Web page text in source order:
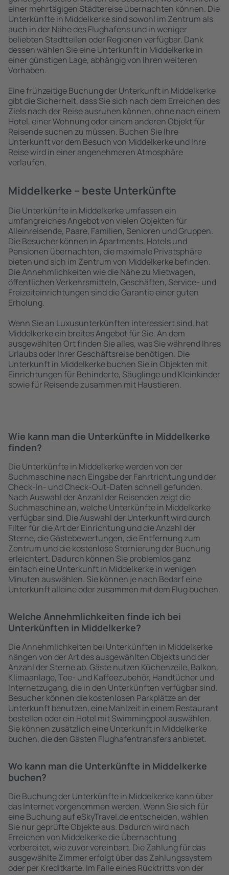
einer mehrtägigen Städtereise übernachten können. Die
Unterkünfte in Middelkerke sind sowohl im Zentrum als
auch in der Nähe des Flughafens und in weniger
beliebten Stadtteilen oder Regionen verfügbar. Dank
dessen wählen Sie eine Unterkunft in Middelkerke in
einer günstigen Lage, abhängig von Ihren weiteren
Vorhaben.
Eine frühzeitige Buchung der Unterkunft in Middelkerke
gibt die Sicherheit, dass Sie sich nach dem Erreichen des
Ziels nach der Reise ausruhen können, ohne nach einem
Hotel, einer Wohnung oder einem anderen Objekt für
Reisende suchen zu müssen. Buchen Sie Ihre
Unterkunft vor dem Besuch von Middelkerke und Ihre
Reise wird in einer angenehmeren Atmosphäre
verlaufen.
Middelkerke – beste Unterkünfte
Die Unterkünfte in Middelkerke umfassen ein
umfangreiches Angebot von vielen Objekten für
Alleinreisende, Paare, Familien, Senioren und Gruppen.
Die Besucher können in Apartments, Hotels und
Pensionen übernachten, die maximale Privatsphäre
bieten und sich im Zentrum von Middelkerke befinden.
Die Annehmlichkeiten wie die Nähe zu Mietwagen,
öffentlichen Verkehrsmitteln, Geschäften, Service- und
Freizeiteinrichtungen sind die Garantie einer guten
Erholung.
Wenn Sie an Luxusunterkünften interessiert sind, hat
Middelkerke ein breites Angebot für Sie. An dem
ausgewählten Ort finden Sie alles, was Sie während Ihres
Urlaubs oder Ihrer Geschäftsreise benötigen. Die
Unterkunft in Middelkerke buchen Sie in Objekten mit
Einrichtungen für Behinderte, Säuglinge und Kleinkinder
sowie für Reisende zusammen mit Haustieren.
Wie kann man die Unterkünfte in Middelkerke
finden?
Die Unterkünfte in Middelkerke werden von der
Suchmaschine nach Eingabe der Fahrtrichtung und der
Check-In- und Check-Out-Daten schnell gefunden.
Nach Auswahl der Anzahl der Reisenden zeigt die
Suchmaschine an, welche Unterkünfte in Middelkerke
verfügbar sind. Die Auswahl der Unterkunft wird durch
Filter für die Art der Einrichtung und die Anzahl der
Sterne, die Gästebewertungen, die Entfernung zum
Zentrum und die kostenlose Stornierung der Buchung
erleichtert. Dadurch können Sie problemlos ganz
einfach eine Unterkunft in Middelkerke in wenigen
Minuten auswählen. Sie können je nach Bedarf eine
Unterkunft alleine oder zusammen mit dem Flug buchen.
Welche Annehmlichkeiten finde ich bei
Unterkünften in Middelkerke?
Die Annehmlichkeiten bei Unterkünften in Middelkerke
hängen von der Art des ausgewählten Objekts und der
Anzahl der Sterne ab. Gäste nutzen Küchenzeile, Balkon,
Klimaanlage, Tee- und Kaffeezubehör, Handtücher und
Internetzugang, die in den Unterkünften verfügbar sind.
Besucher können die kostenlosen Parkplätze an der
Unterkunft benutzen, eine Mahlzeit in einem Restaurant
bestellen oder ein Hotel mit Swimmingpool auswählen.
Sie können zusätzlich eine Unterkunft in Middelkerke
buchen, die den Gästen Flughafentransfers anbietet.
Wo kann man die Unterkünfte in Middelkerke
buchen?
Die Buchung der Unterkünfte in Middelkerke kann über
das Internet vorgenommen werden. Wenn Sie sich für
eine Buchung auf eSkyTravel.de entscheiden, wählen
Sie nur geprüfte Objekte aus. Dadurch wird nach
Erreichen von Middelkerke die Übernachtung
vorbereitet, wie zuvor vereinbart. Die Zahlung für das
ausgewählte Zimmer erfolgt über das Zahlungssystem
oder per Kreditkarte. Im Falle eines Rücktritts von der